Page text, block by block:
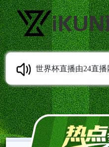
世界杯直播由24直
成长轨迹，从校园
一代人留住足球相